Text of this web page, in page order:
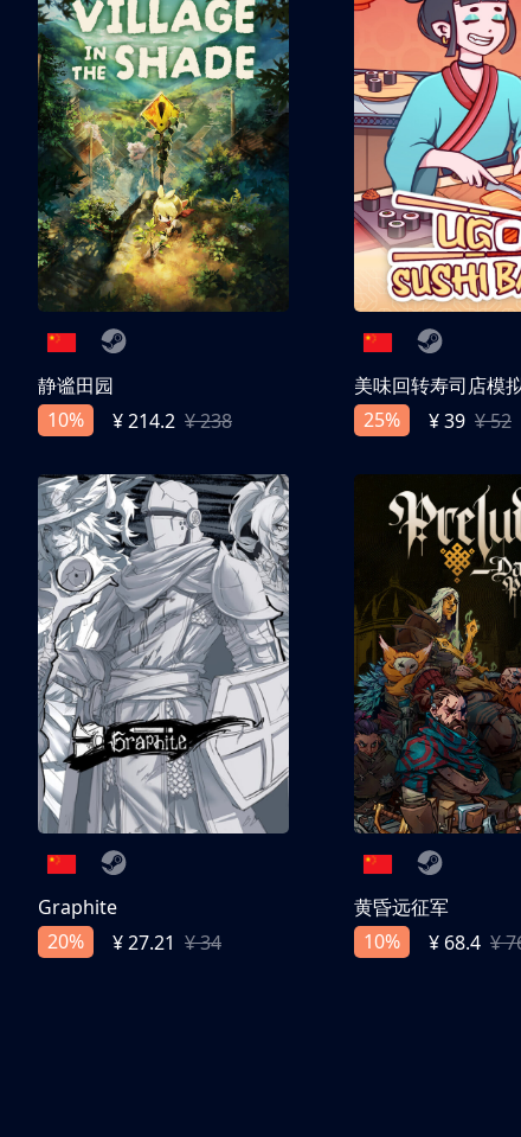
静谧田园
10%
¥ 214.2 ¥ 238
美味回转寿司店模
25%
¥ 39 ¥ 52
Graphite
20%
¥ 27.21 ¥ 34
黄昏远征军
10%
¥ 68.4 ¥